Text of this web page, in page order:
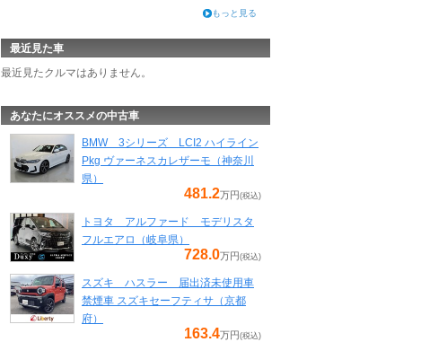
もっと見る
最近見た車
最近見たクルマはありません。
あなたにオススメの中古車
BMW 3シリーズ LCI2 ハイライン
Pkg ヴァーネスカレザーモ（神奈川
県）
481.2万円(税込)
トヨタ アルファード モデリスタ
フルエアロ（岐阜県）
728.0万円(税込)
スズキ ハスラー 届出済未使用車
禁煙車 スズキセーフティサ（京都
府）
163.4万円(税込)